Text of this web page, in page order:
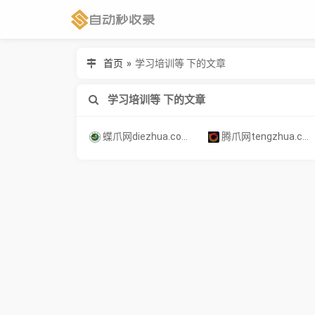
首页 » 学习培训等 下的文章
学习培训等 下的文章
蝶爪网diezhua.com电商市场，免费注册，新品发布，行业动态，商贸信息，付费资源，学习培训等 - Powered by 发货100 腾爪网tengzhua.com 电子商务市场，品牌宣传，产品推荐，知产服务，农产品，智能制造，行业信息，软文推广等。 - Powered by 发货100